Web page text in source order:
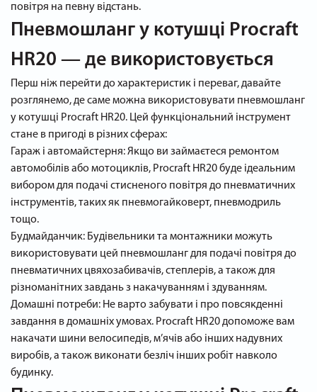
повітря на певну відстань.
Пневмошланг у котушці Procraft
HR20 — де використовується
Перш ніж перейти до характеристик і переваг, давайте
розглянемо, де саме можна використовувати пневмошланг
у котушці Procraft HR20. Цей функціональний інструмент
стане в пригоді в різних сферах:
Гараж і автомайстерня: Якщо ви займаєтеся ремонтом
автомобілів або мотоциклів, Procraft HR20 буде ідеальним
вибором для подачі стисненого повітря до пневматичних
інструментів, таких як пневмогайковерт, пневмодриль
тощо.
Будмайданчик: Будівельники та монтажники можуть
використовувати цей пневмошланг для подачі повітря до
пневматичних цвяхозабивачів, степлерів, а також для
різноманітних завдань з накачуванням і здуванням.
Домашні потреби: Не варто забувати і про повсякденні
завдання в домашніх умовах. Procraft HR20 допоможе вам
накачати шини велосипедів, м’ячів або інших надувних
виробів, а також виконати безліч інших робіт навколо
будинку.